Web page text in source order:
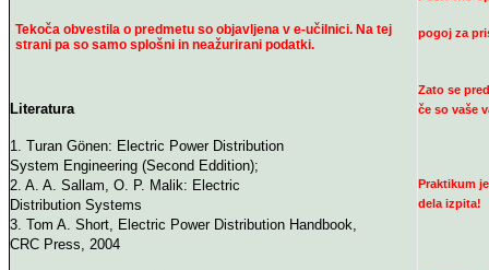
Tekoča obvestila o predmetu so objavljena v e-učilnici. Na tej
strani pa so samo splošni in neažurirani podatki.
Literatura
1. Turan Gönen: Electric Power Distribution
System Engineering (Second Eddition);
2. A. A. Sallam, O. P. Malik: Electric
Distribution Systems
3. Tom A. Short, Electric Power Distribution Handbook,
CRC Press, 2004
pogoj za
Zato se
če so vaše
Praktikum
dela izpita!